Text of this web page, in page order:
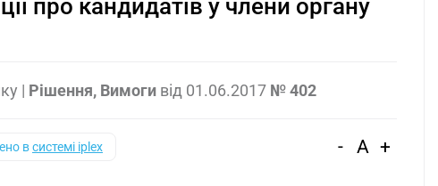
про кандидатів у члени органу
| Рішення, Вимоги від 01.06.2017 № 402
всистемі iplex - A +